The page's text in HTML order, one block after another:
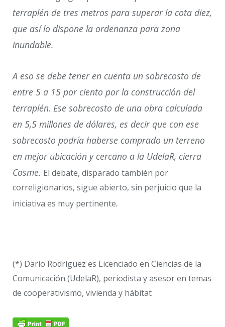
terraplén de tres metros para superar la cota diez,
que así lo dispone la ordenanza para zona
inundable.
A eso se debe tener en cuenta un sobrecosto de
entre 5 a 15 por ciento por la construcción del
terraplén. Ese sobrecosto de una obra calculada
en 5,5 millones de dólares, es decir que con ese
sobrecosto podría haberse comprado un terreno
en mejor ubicación y cercano a la UdelaR, cierra
Cosme. El debate, disparado también por
correligionarios, sigue abierto, sin perjuicio que la
iniciativa es muy pertinente.
(*) Darío Rodríguez es Licenciado en Ciencias de la
Comunicación (UdelaR), periodista y asesor en temas
de cooperativismo, vivienda y hábitat